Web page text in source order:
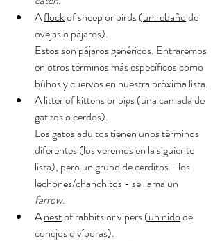
A flock of sheep or birds (un rebaño de
ovejas o pájaros).
Estos son pájaros genéricos. Entraremos
en otros términos más específicos como
búhos y cuervos en nuestra próxima lista.
A litter of kittens or pigs (una camada de
gatitos o cerdos).
Los gatos adultos tienen unos términos
diferentes (los veremos en la siguiente
lista), pero un grupo de cerditos - los
lechones/chanchitos - se llama un
farrow.
A nest of rabbits or vipers (un nido de
conejos o víboras).